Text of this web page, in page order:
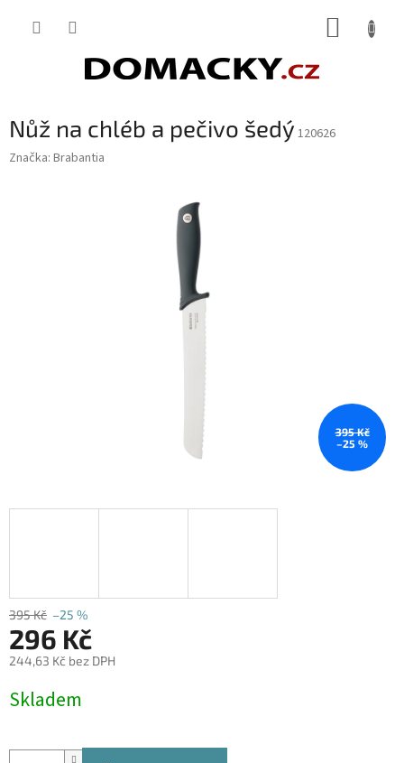
Nůž na chléb a pečivo šedý 120626
Značka: Brabantia
395 Kč
–25 %
395 Kč –25 %
296 Kč
244,63 Kč bez DPH
cena:
Skladem